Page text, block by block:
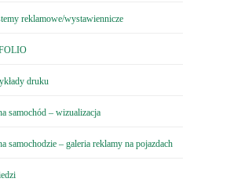
reklamowe/wystawiennicze
druku
samochód – wizualizacja
samochodzie – galeria reklamy na pojazdach